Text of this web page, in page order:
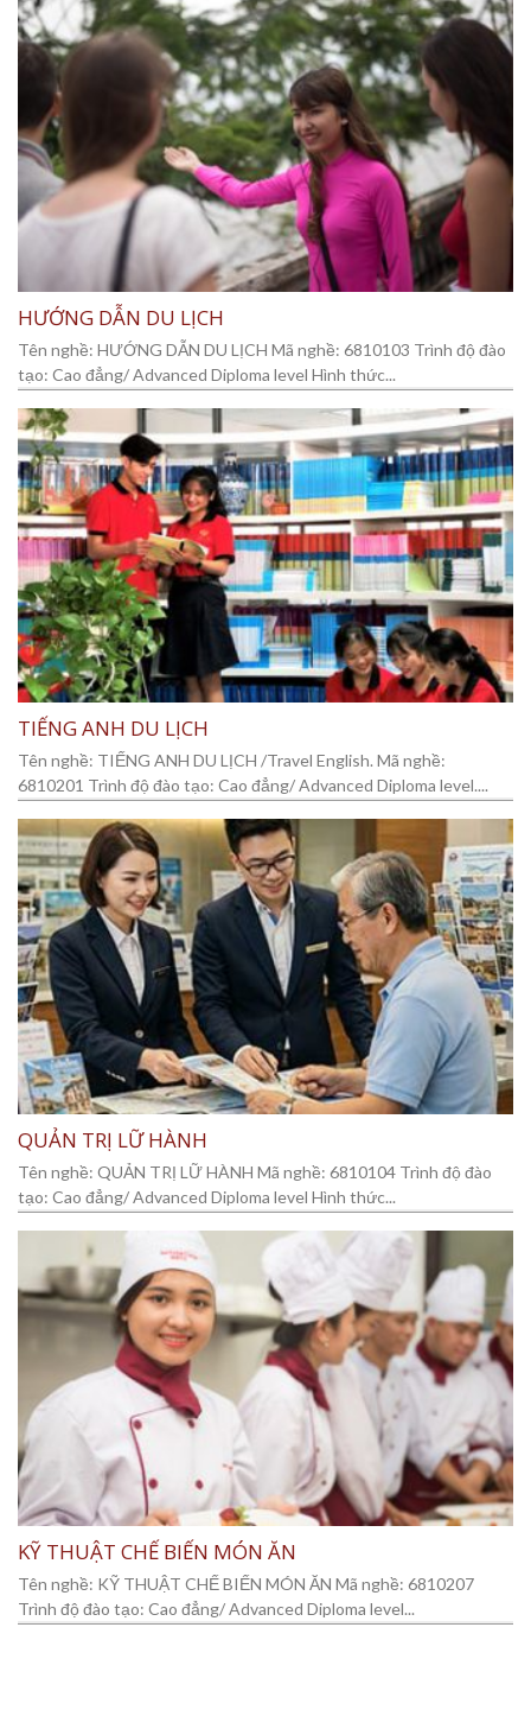
HƯỚNG DẪN DU LỊCH
Tên nghề: HƯỚNG DẪN DU LỊCH Mã nghề: 6810103 Trình độ đào
tạo: Cao đẳng/ Advanced Diploma level Hình thức...
TIẾNG ANH DU LỊCH
Tên nghề: TIẾNG ANH DU LỊCH /Travel English. Mã nghề:
6810201 Trình độ đào tạo: Cao đẳng/ Advanced Diploma level....
QUẢN TRỊ LỮ HÀNH
Tên nghề: QUẢN TRỊ LỮ HÀNH Mã nghề: 6810104 Trình độ đào
tạo: Cao đẳng/ Advanced Diploma level Hình thức...
KỸ THUẬT CHẾ BIẾN MÓN ĂN
Tên nghề: KỸ THUẬT CHẾ BIẾN MÓN ĂN Mã nghề: 6810207
Trình độ đào tạo: Cao đẳng/ Advanced Diploma level...